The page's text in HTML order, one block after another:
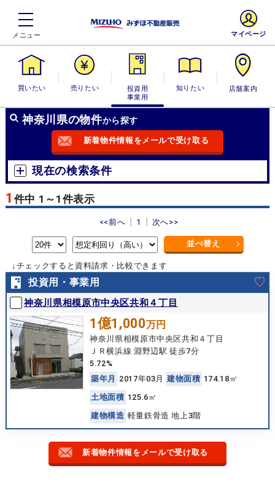
買いたい 売りたい
投資用・事業
用
知りたい 店舗案内
マイページ
神奈川県の物件から探す
新着物件情報をメールで受け取る
現在の検索条件
1 件中 1～1件表示
<<前へ 1 次へ>>
並べ替え
↓チェックすると資料請求・比較できます
投資用・事業用
神奈川県相模原市中央区共和４丁目
1億1,000万円
神奈川県相模原市中央区共和４丁目
ＪＲ横浜線 淵野辺駅 徒歩7分
5.72%
築年月 2017年03月 建物面積 174.18㎡
土地面積 125.6㎡
建物構造 軽量鉄骨造 地上3階
新着物件情報をメールで受け取る